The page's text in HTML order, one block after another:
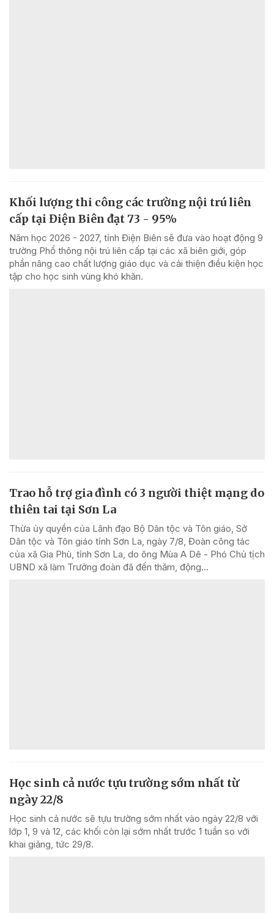
Khối lượng thi công các trường nội trú liên
cấp tại Điện Biên đạt 73 - 95%
Năm học 2026 - 2027, tỉnh Điện Biên sẽ đưa vào hoạt động 9
trường Phổ thông nội trú liên cấp tại các xã biên giới, góp
phần nâng cao chất lượng giáo dục và cải thiện điều kiện học
tập cho học sinh vùng khó khăn.
Trao hỗ trợ gia đình có 3 người thiệt mạng do
thiên tai tại Sơn La
Thừa ủy quyền của Lãnh đạo Bộ Dân tộc và Tôn giáo, Sở
Dân tộc và Tôn giáo tỉnh Sơn La, ngày 7/8, Đoàn công tác
của xã Gia Phù, tỉnh Sơn La, do ông Mùa A Dê - Phó Chủ tịch
UBND xã làm Trưởng đoàn đã đến thăm, động...
Học sinh cả nước tựu trường sớm nhất từ
ngày 22/8
Học sinh cả nước sẽ tựu trường sớm nhất vào ngày 22/8 với
lớp 1, 9 và 12, các khối còn lại sớm nhất trước 1 tuần so với
khai giảng, tức 29/8.